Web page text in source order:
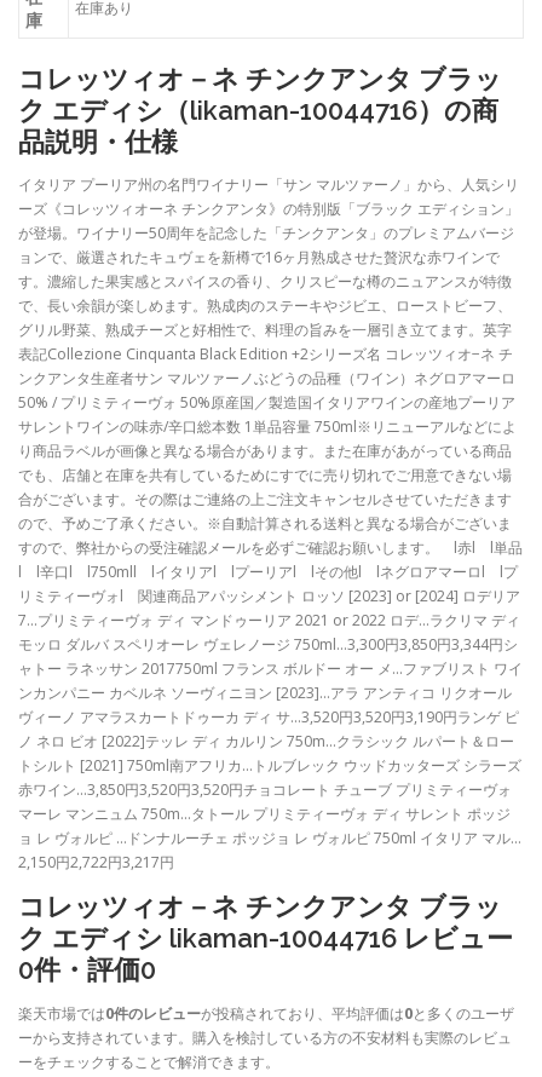
庫
在庫あり
コレッツィオ－ネ チンクアンタ ブラッ
ク エディシ（likaman-10044716）の商
品説明・仕様
イタリア プーリア州の名門ワイナリー「サン マルツァーノ」から、人気シリ
ーズ《コレッツィオーネ チンクアンタ》の特別版「ブラック エディション」
が登場。ワイナリー50周年を記念した「チンクアンタ」のプレミアムバージ
ョンで、厳選されたキュヴェを新樽で16ヶ月熟成させた贅沢な赤ワインで
す。濃縮した果実感とスパイスの香り、クリスピーな樽のニュアンスが特徴
で、長い余韻が楽しめます。熟成肉のステーキやジビエ、ローストビーフ、
グリル野菜、熟成チーズと好相性で、料理の旨みを一層引き立てます。英字
表記Collezione Cinquanta Black Edition +2シリーズ名 コレッツィオ−ネ チ
ンクアンタ生産者サン マルツァーノぶどうの品種（ワイン）ネグロアマーロ
50% / プリミティーヴォ 50%原産国／製造国イタリアワインの産地プーリア
サレントワインの味赤/辛口総本数 1単品容量 750ml※リニューアルなどによ
り商品ラベルが画像と異なる場合があります。また在庫があがっている商品
でも、店舗と在庫を共有しているためにすでに売り切れでご用意できない場
合がございます。その際はご連絡の上ご注文キャンセルさせていただきます
ので、予めご了承ください。※自動計算される送料と異なる場合がございま
すので、弊社からの受注確認メールを必ずご確認お願いします。 l赤l l単品
l l辛口l l750mll lイタリアl lプーリアl lその他l lネグロアマーロl lプ
リミティーヴォl 関連商品アパッシメント ロッソ [2023] or [2024] ロデリア
7…プリミティーヴォ ディ マンドゥーリア 2021 or 2022 ロデ…ラクリマ ディ
モッロ ダルバ スペリオーレ ヴェレノージ 750ml…3,300円3,850円3,344円シ
ャトー ラネッサン 2017750ml フランス ボルドー オー メ…ファブリスト ワイ
ンカンパニー カベルネ ソーヴィニヨン [2023]…アラ アンティコ リクオール
ヴィーノ アマラスカートドゥーカ ディ サ…3,520円3,520円3,190円ランゲ ピ
ノ ネロ ビオ [2022]テッレ ディ カルリン 750m…クラシック ルパート＆ロー
トシルト [2021] 750ml南アフリカ…トルブレック ウッドカッターズ シラーズ
赤ワイン…3,850円3,520円3,520円チョコレート チューブ プリミティーヴォ
マーレ マンニュム 750m…タトール プリミティーヴォ ディ サレント ポッジ
ョ レ ヴォルピ …ドンナルーチェ ポッジョ レ ヴォルピ 750ml イタリア マル…
2,150円2,722円3,217円
コレッツィオ－ネ チンクアンタ ブラッ
ク エディシ likaman-10044716 レビュー
0件・評価0
楽天市場では0件のレビューが投稿されており、平均評価は0と多くのユーザ
ーから支持されています。購入を検討している方の不安材料も実際のレビュ
ーをチェックすることで解消できます。